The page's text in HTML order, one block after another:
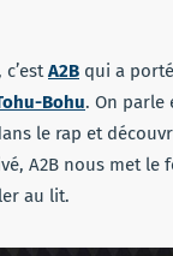
A2B qui a
Bohu. On parle
le rap et
A2B nous met le
au lit.